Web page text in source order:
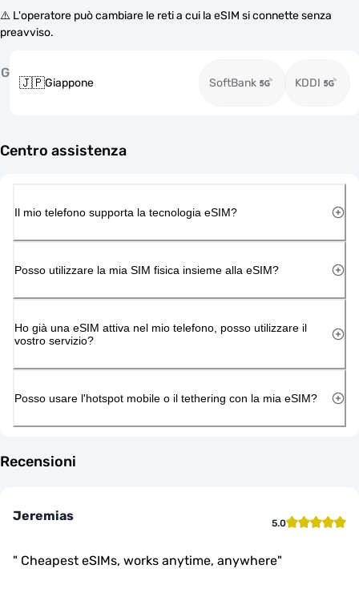
⚠️ L'operatore può cambiare le reti a cui la eSIM si connette senza
preavviso.
G
🇯🇵Giappone SoftBank KDDI
Centro assistenza
Il mio telefono supporta la tecnologia eSIM?
Posso utilizzare la mia SIM fisica insieme alla eSIM?
Ho già una eSIM attiva nel mio telefono, posso utilizzare il
vostro servizio?
Posso usare l'hotspot mobile o il tethering con la mia eSIM?
Recensioni
Jeremias 5.0
" Cheapest eSIMs, works anytime, anywhere"